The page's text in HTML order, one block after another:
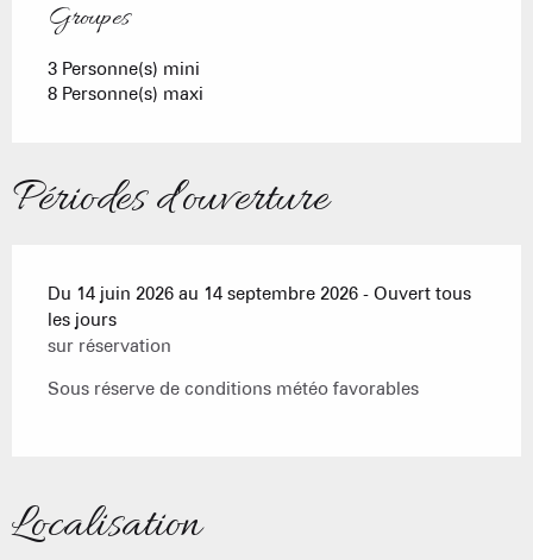
Groupes
Groupes
3 Personne(s) mini
8 Personne(s) maxi
Périodes d'ouverture
Du 14 juin 2026 au 14 septembre 2026 - Ouvert tous
les jours
sur réservation
Sous réserve de conditions météo favorables
Localisation